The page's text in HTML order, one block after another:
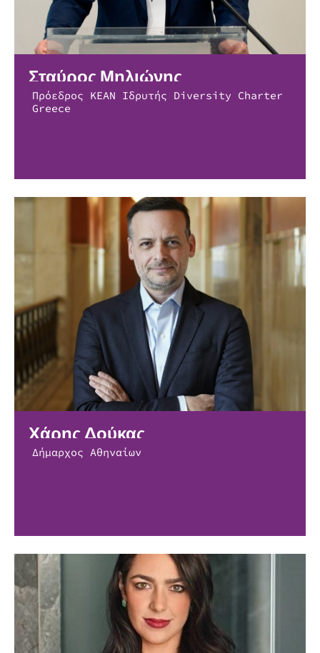
Σταύρος Μηλιώνης
Πρόεδρος ΚΕΑΝ Ιδρυτής Diversity Charter
Greece
Χάρης Δούκας
Δήμαρχος Αθηναίων